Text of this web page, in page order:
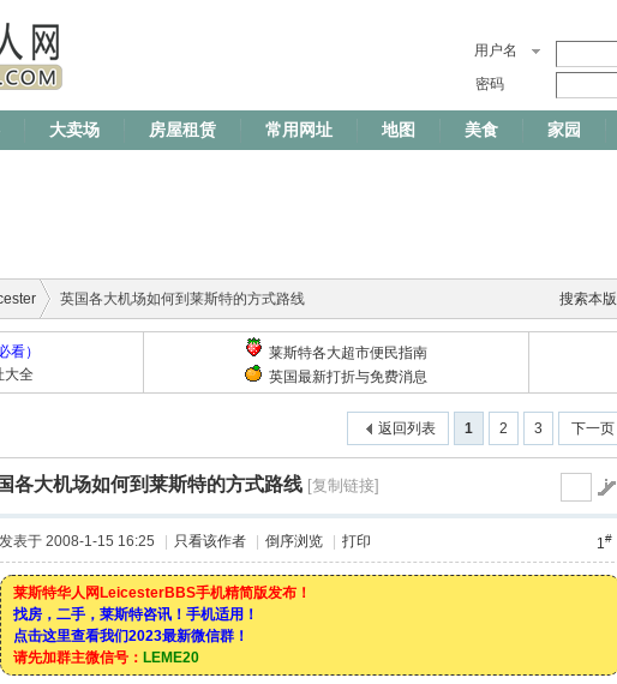
用户名
密码
大卖场 房屋租赁 常用网址 地图 美食 家园
搜索本版
英国各大机场如何到莱斯特的方式路线
看）
大全
莱斯特各大超市便民指南
英国最新打折与免费消息
1 2 3 下一页
返回列表
各大机场如何到莱斯特的方式路线 [复制链接]
1#
发表于 2008-1-15 16:25 只看该作者 倒序浏览 打印
莱斯特华人网LeicesterBBS手机精简版发布！
找房，二手，莱斯特咨讯！手机适用！
点击这里查看我们2023最新微信群！
请先加群主微信号： LEME20